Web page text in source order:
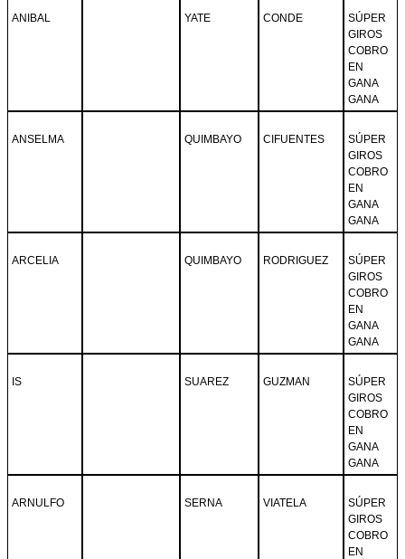
ANIBAL YATE CONDE
SÚPER
GIROS
COBRO
EN
GANA
GANA
ANSELMA QUIMBAYO CIFUENTES
SÚPER
GIROS
COBRO
EN
GANA
GANA
ARCELIA QUIMBAYO RODRIGUEZ
SÚPER
GIROS
COBRO
EN
GANA
GANA
IS SUAREZ GUZMAN
SÚPER
GIROS
COBRO
EN
GANA
GANA
ARNULFO SERNA VIATELA
SÚPER
GIROS
COBRO
EN